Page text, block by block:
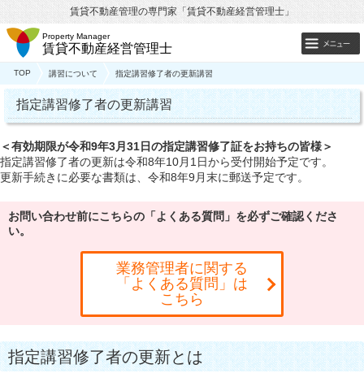
賃貸不動産管理の専門家「賃貸不動産経営管理士」
Property Manager
賃貸不動産経営管理士
TOP 講習について 指定講習修了者の更新講習
指定講習修了者の更新講習
＜有効期限が令和9年3月31日の指定講習修了証をお持ちの皆様＞
指定講習修了者の更新は令和8年10月1日から受付開始予定です。
更新手続きに必要な書類は、令和8年9月末に郵送予定です。
お問い合わせ前にこちらの「よくある質問」を必ずご確認くださ
い。
業務管理者に関する
「よくある質問」は
こちら
指定講習修了者の更新とは